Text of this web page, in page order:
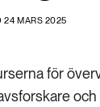
24 MARS 2025
för